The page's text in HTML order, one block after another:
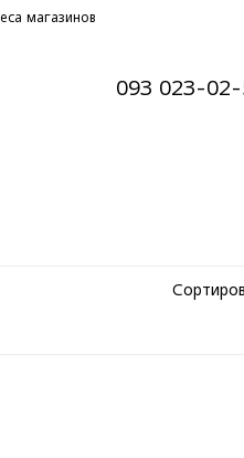
магазинов
093 023-02-